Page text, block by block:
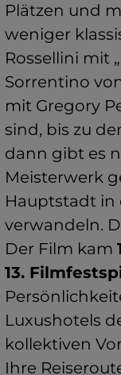
Plätzen und
weniger
Rossellini mit „
Sorrentino
mit Gregory
sind, bis zu
dann gibt es
Meisterwerk
Hauptstadt in
verwandeln.
Der Film kam
13.
Luxushotels
kollektiven
Ihre